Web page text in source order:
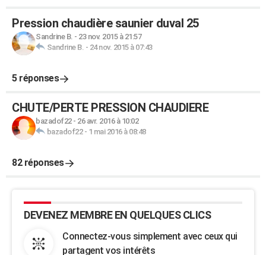
Pression chaudière saunier duval 25
Sandrine B. - 23 nov. 2015 à 21:57
Sandrine B. - 24 nov. 2015 à 07:43
5 réponses
CHUTE/PERTE PRESSION CHAUDIERE
bazadof22- 26 avr. 2016 à 10:02
bazadof22- 1 mai 2016 à 08:48
82 réponses
DEVENEZ MEMBRE EN QUELQUES CLICS
Connectez-vous simplement avec ceux qui
partagent vos intérêts